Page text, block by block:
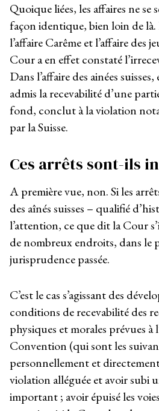
Quoique liées, les affaires ne se
façon identique, bien loin de là.
l’affaire Carême et l’affaire des
Cour a en effet constaté
Dans l’affaire des ainées
admis la recevabilité d’une
fond, conclut à la violation
par la Suisse.
Ces arrêts sont-ils
A première vue, non. Si les
des aînés suisses – qualifié
l’attention, ce que dit la Cour
de nombreux endroits, dans le
jurisprudence passée.
C’est le cas s’agissant des
conditions de recevabilité des
physiques et morales prévues à
Convention (qui sont les
personnellement et
violation alléguée et avoir subi
important ; avoir épuisé les